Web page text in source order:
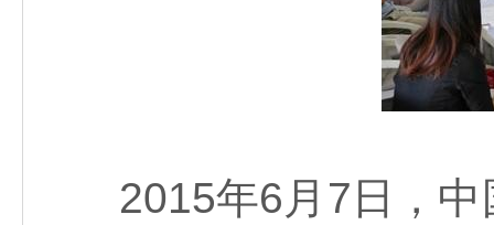
2015年6月7日，中